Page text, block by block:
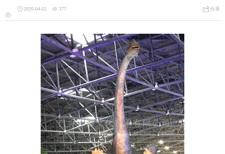

 2020-04-02  377 分享